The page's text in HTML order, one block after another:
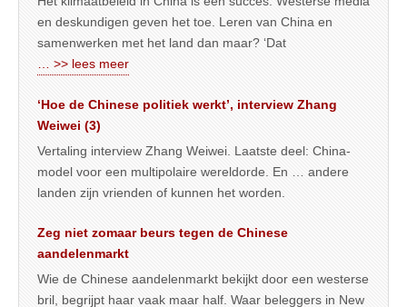
en deskundigen geven het toe. Leren van China en
samenwerken met het land dan maar? ‘Dat
… >> lees meer
‘Hoe de Chinese politiek werkt’, interview Zhang
Weiwei (3)
Vertaling interview Zhang Weiwei. Laatste deel: China-
model voor een multipolaire wereldorde. En … andere
landen zijn vrienden of kunnen het worden.
Zeg niet zomaar beurs tegen de Chinese
aandelenmarkt
Wie de Chinese aandelenmarkt bekijkt door een westerse
bril, begrijpt haar vaak maar half. Waar beleggers in New